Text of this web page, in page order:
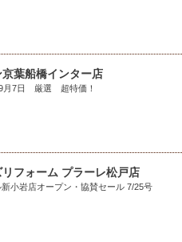
京葉船橋インター店
月7日 厳選 超特価！
リフォーム プラーレ松戸店
小岩店オープン・協賛セール 7/25号